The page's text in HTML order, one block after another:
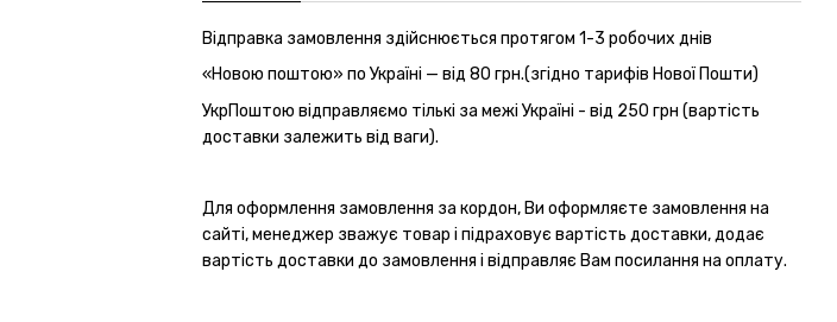
Відправка замовлення здійснюється протягом 1-3 робочих днів
«Новою поштою» по Україні — від 80 грн.(згідно тарифів Нової Пошти)
УкрПоштою відправляємо тількі за межі Україні - від 250 грн (вартість
доставки залежить від ваги).
Для оформлення замовлення за кордон, Ви оформляєте замовлення на
сайті, менеджер зважує товар і підраховує вартість доставки, додає
вартість доставки до замовлення і відправляє Вам посилання на оплату.